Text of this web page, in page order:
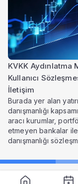
KVKK Aydınlatma
Kullanıcı
İletişim
Burada yer alan
danışmanlığı
aracı kurumlar,
etmeyen bankalar ile
danışmanlığı